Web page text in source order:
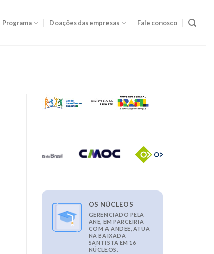
Programa Doações das empresas Fale conosco
OS NÚCLEOS
GERENCIADO PELA
ANE, EM PARCEIRIA
COM A ANDEE, ATUA
NA BAIXADA
SANTISTA EM 16
NÚCLEOS.